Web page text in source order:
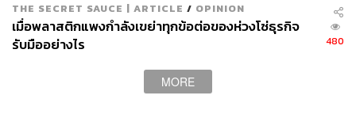
นี่คือคำถามที่ผมถูกถามบ่อยมาก ขอแบ่งเป็นสองเรื่อง เรื่อง
แรกผมเคยเป็นอดีตที่ปรึกษาให้องค์กรหนึ่ง ตอนนั้นก่อนโค
วิดยอดเขา 400 กว่าล้านบาทต่อปี ผมได้ไปนั่งข้าง CEO เลย
ผ่านไป 2 เดือน ยอดขายของบริษัทนี้ทะลุสูงสุดในรอบ 2 ปี
THE SECRET SAUCE | ARTICLE / OPINION
เมื่อพลาสติกแพงกำลังเขย่าทุกข้อต่อของห่วงโซ่ธุรกิจ
รับมืออย่างไร
480
MORE